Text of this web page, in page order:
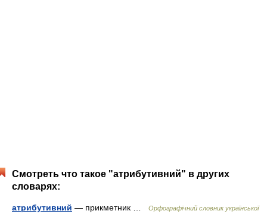
Смотреть что такое "атрибутивний" в других
словарях:
атрибутивний — прикметник …
Орфографічний словник української